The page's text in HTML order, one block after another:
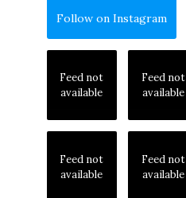
Follow on Instagram
Feed not
available
Feed not
available
Feed not
available
Feed not
available